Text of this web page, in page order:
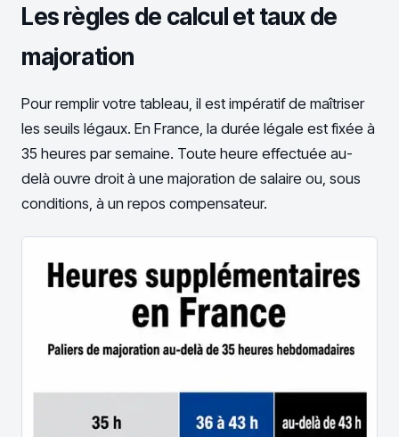
Les règles de calcul et taux de
majoration
Pour remplir votre tableau, il est impératif de maîtriser
les seuils légaux. En France, la durée légale est fixée à
35 heures par semaine. Toute heure effectuée au-
delà ouvre droit à une majoration de salaire ou, sous
conditions, à un repos compensateur.